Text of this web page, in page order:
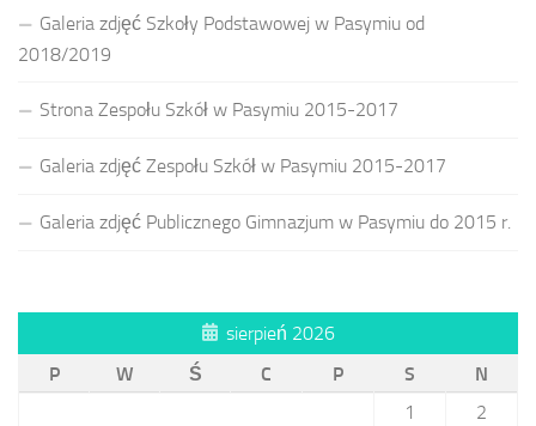
Galeria zdjęć Szkoły Podstawowej w Pasymiu od
2018/2019
Strona Zespołu Szkół w Pasymiu 2015-2017
Galeria zdjęć Zespołu Szkół w Pasymiu 2015-2017
Galeria zdjęć Publicznego Gimnazjum w Pasymiu do 2015 r.
sierpień 2026
P
W Ś C P S
N
1
2